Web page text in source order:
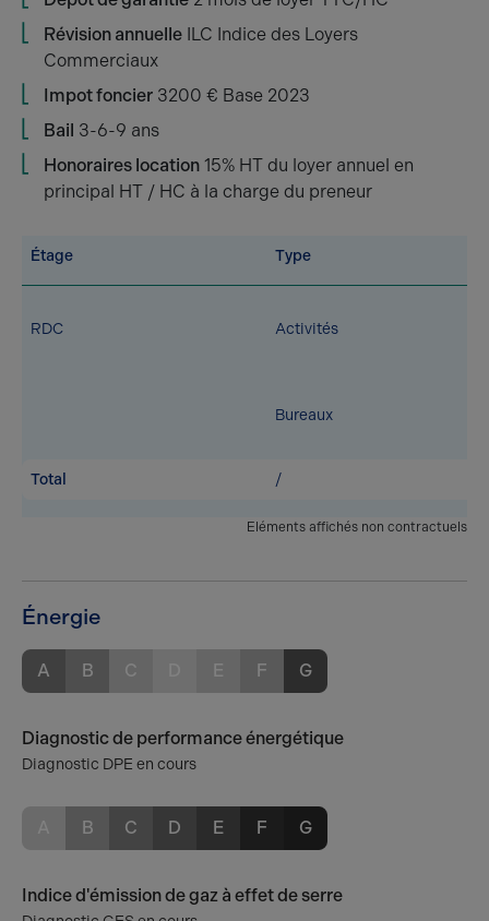
Révision annuelle ILC Indice des Loyers
Commerciaux
Impot foncier 3200 € Base 2023
Bail 3-6-9 ans
Honoraires location 15% HT du loyer annuel en
principal HT / HC à la charge du preneur
Étage Type
RDC Activités
Bureaux
Total /
Eléments affichés non contractuels
Énergie
A B C E F G
Diagnostic de performance énergétique
Diagnostic DPE en cours
B C D E F G
Indice d'émission de gaz à effet de serre